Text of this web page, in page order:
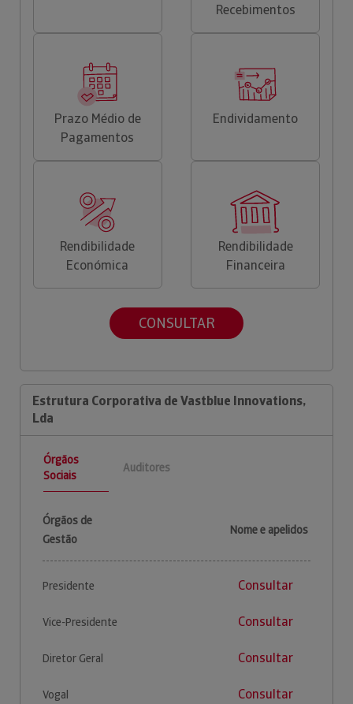
Recebimentos
Prazo Médio de
Pagamentos
Endividamento
Rendibilidade
Económica
Rendibilidade
Financeira
CONSULTAR
Estrutura Corporativa de Vastblue Innovations,
Lda
Órgãos
Sociais
Auditores
Órgãos de
Gestão
Nome e apelidos
Presidente Consultar
Vice-Presidente Consultar
Diretor Geral Consultar
Vogal Consultar